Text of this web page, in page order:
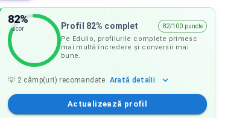
82%
scor Profil 82% complet
82/100 puncte
Pe Edulio, profilurile complete primesc
mai multă încredere și conversii mai
bune.
💡 2 câmp(uri) recomandate Arată detalii
Actualizează profil